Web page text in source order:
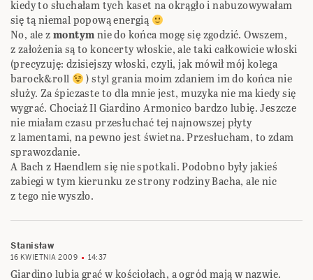
kiedy to słuchałam tych kaset na okrągło i nabuzowywałam
się tą niemal popową energią
No, ale zmontymnie do końca mogę się zgodzić. Owszem,
z założenia są to koncerty włoskie, ale taki całkowicie włoski
(precyzuję: dzisiejszy włoski, czyli, jak mówił mój kolega
barock&roll
) styl grania moim zdaniem im do końca nie
służy. Za śpiczaste to dla mnie jest, muzyka nie ma kiedy się
wygrać. Chociaż Il Giardino Armonico bardzo lubię. Jeszcze
nie miałam czasu przesłuchać tej najnowszej płyty
z lamentami, na pewno jest świetna. Przesłucham, to zdam
sprawozdanie.
A Bach z Haendlem się nie spotkali. Podobno były jakieś
zabiegi w tym kierunku ze strony rodziny Bacha, ale nic
z tego nie wyszło.
Stanisław
16 KWIETNIA 2009 14:37
Giardino lubia grać w kościołach, a ogród mają w nazwie.